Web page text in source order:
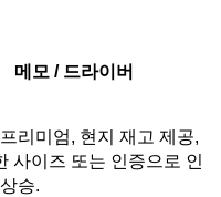
메모 / 드라이버
리미엄, 현지 재고 제공,
사이즈 또는 인증으로 인
승.